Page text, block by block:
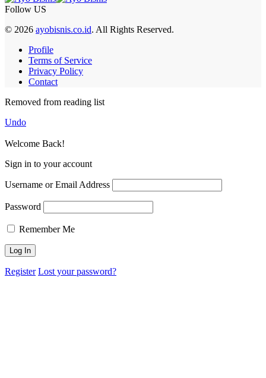
Follow US
© 2026 ayobisnis.co.id. All Rights Reserved.
Profile
Terms of Service
Privacy Policy
Contact
Removed from reading list
Undo
Welcome Back!
Sign in to your account
Username or Email Address
Password
Remember Me
Register Lost your password?